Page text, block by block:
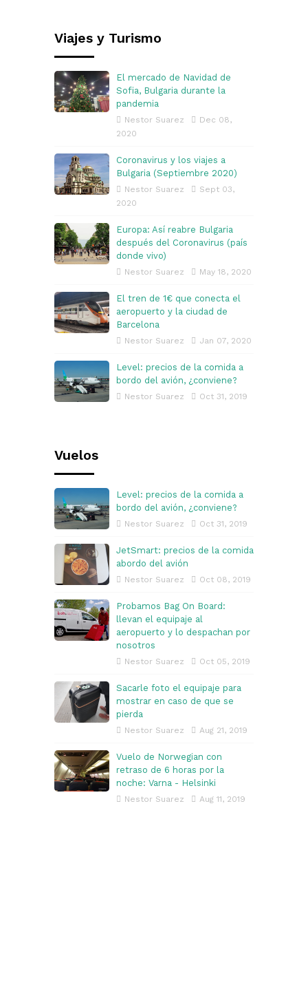
Viajes y Turismo
El mercado de Navidad de
Sofia, Bulgaria durante la
pandemia
Nestor Suarez
Dec 08,
2020
Coronavirus y los viajes a
Bulgaria (Septiembre 2020)
Nestor Suarez
Sept 03,
2020
Europa: Así reabre Bulgaria
después del Coronavirus (país
donde vivo)
Nestor Suarez May 18, 2020
El tren de 1€ que conecta el
aeropuerto y la ciudad de
Barcelona
Nestor Suarez Jan 07, 2020
Level: precios de la comida a
bordo del avión, ¿conviene?
Nestor Suarez Oct 31, 2019
Vuelos
Level: precios de la comida a
bordo del avión, ¿conviene?
Nestor Suarez Oct 31, 2019
JetSmart: precios de la comida
abordo del avión
Nestor Suarez Oct 08, 2019
Probamos Bag On Board:
llevan el equipaje al
aeropuerto y lo despachan por
nosotros
Nestor Suarez Oct 05, 2019
Sacarle foto el equipaje para
mostrar en caso de que se
pierda
Nestor Suarez Aug 21, 2019
Vuelo de Norwegian con
retraso de 6 horas por la
noche: Varna - Helsinki
Nestor Suarez Aug 11, 2019